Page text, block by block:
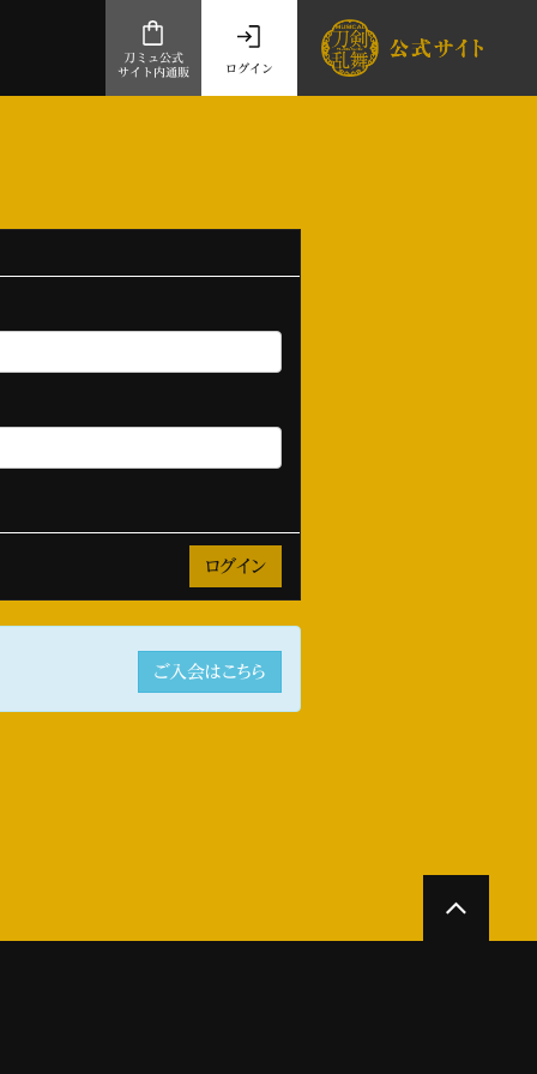
ログイン
刀ミュ公式
サイト内通販
ご入会はこちら